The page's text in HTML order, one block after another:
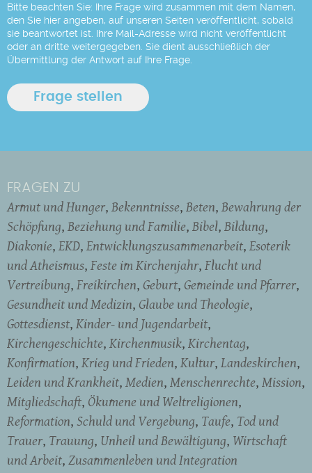
Bitte beachten Sie: Ihre Frage wird zusammen mit dem Namen,
den Sie hier angeben, auf unseren Seiten veröffentlicht, sobald
sie beantwortet ist. Ihre Mail-Adresse wird nicht veröffentlicht
oder an dritte weitergegeben. Sie dient ausschließlich der
Übermittlung der Antwort auf Ihre Frage.
FRAGEN ZU
Armut und Hunger Bekenntnisse Beten Bewahrung der
Schöpfung Beziehung und Familie Bibel Bildung
Diakonie EKD Entwicklungszusammenarbeit Esoterik
und Atheismus Feste im Kirchenjahr Flucht und
Vertreibung Freikirchen Geburt Gemeinde und Pfarrer
Gesundheit und Medizin Glaube und Theologie
Gottesdienst Kinder- und Jugendarbeit
Kirchengeschichte Kirchenmusik Kirchentag
Konfirmation Krieg und Frieden Kultur Landeskirchen
Leiden und Krankheit Medien Menschenrechte Mission
Mitgliedschaft Ökumene und Weltreligionen
Reformation Schuld und Vergebung Taufe Tod und
Trauer Trauung Unheil und Bewältigung Wirtschaft
und Arbeit Zusammenleben und Integration